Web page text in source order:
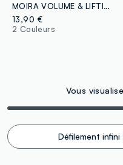
MOIRA VOLUME & LIFTING MASCARA 002 - maquillage coréen
13,90 €
2 Couleurs
Vous
Défilement infini